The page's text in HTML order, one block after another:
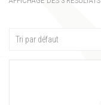
Tri par défaut